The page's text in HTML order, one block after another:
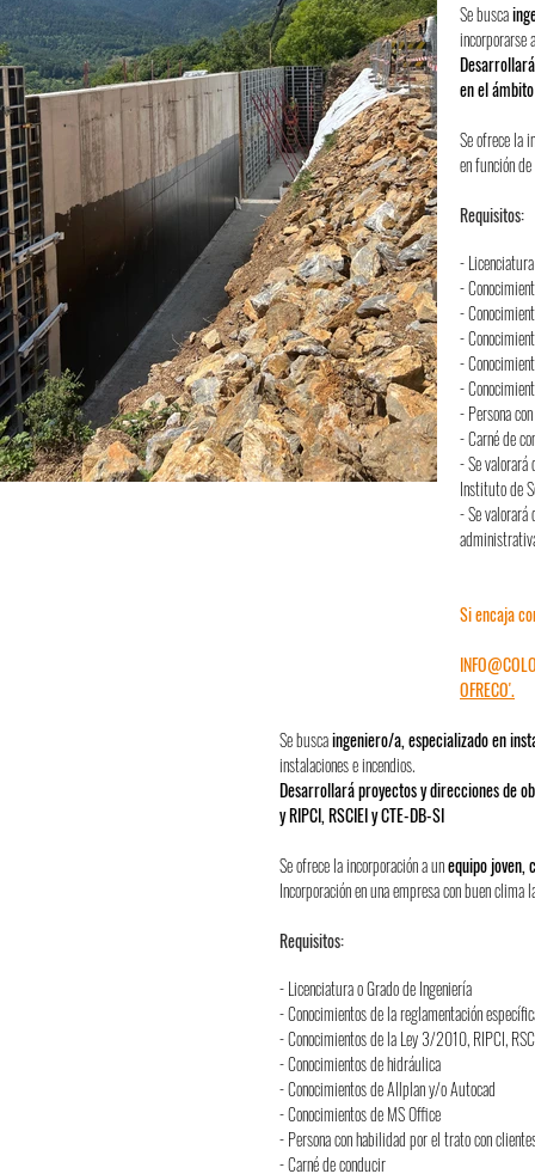
Se busca
incorporarse
en el
Se ofrece la
en función
Requisitos:
-
-
-
-
-
-
- Persona
- Carné de
- Se valorará
Instituto de
- Se
Si encaja
OFRECO'.
Se buscaingeniero/a, especializado en
instalaciones e incendios.
Desarrollará proyectos y direcciones de
y RIPCI, RSCIEI y CTE-DB-SI
Se ofrece la incorporación a unequipo joven,
Incorporación en una empresa con buen
Requisitos:
- Licenciatura o Grado de Ingeniería
- Conocimientos de la reglamentación
- Conocimientos de la Ley 3/2010, RIPCI,
- Conocimientos de hidráulica
- Conocimientos de Allplan y/o Autocad
- Conocimientos de MS Office
- Persona con habilidad por el trato con
- Carné de conducir